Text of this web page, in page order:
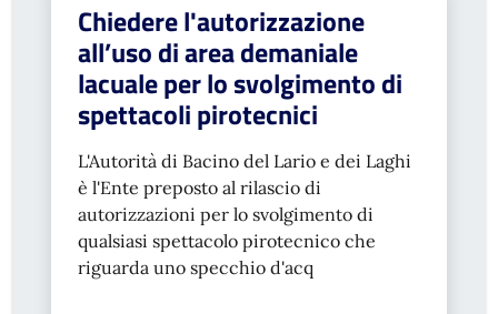
Chiedere l'autorizzazione
all’uso di area demaniale
lacuale per lo svolgimento di
spettacoli pirotecnici
L'Autorità di Bacino del Lario e dei Laghi
è l'Ente preposto al rilascio di
autorizzazioni per lo svolgimento di
qualsiasi spettacolo pirotecnico che
riguarda uno specchio d'acq